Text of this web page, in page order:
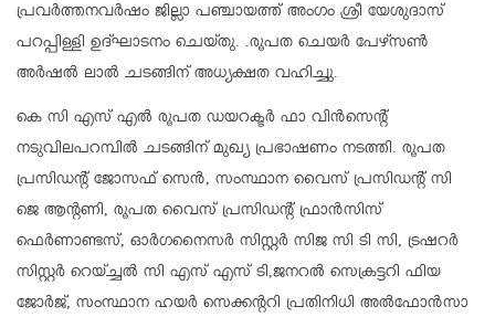
പ്രവർത്തനവർഷം ജില്ലാ പഞ്ചായത്ത്‌ അംഗം ശ്രീ യേശുദാസ്
പറപ്പിള്ളി ഉദ്ഘാടനം ചെയ്തു. .രൂപത ചെയർ പേഴ്സൺ
അർഷൽ ലാൽ ചടങ്ങിന് അധ്യക്ഷത വഹിച്ചു.
കെ സി എസ് എൽ രൂപത ഡയറക്ടർ ഫാ വിൻസെന്റ്
നടുവിലപറമ്പിൽ ചടങ്ങിന് മുഖ്യ പ്രഭാഷണം നടത്തി. രൂപത
പ്രസിഡന്റ്‌ ജോസഫ് സെൻ, സംസ്ഥാന വൈസ് പ്രസിഡന്റ്‌ സി
ജെ ആന്റണി, രൂപത വൈസ് പ്രസിഡന്റ്‌ ഫ്രാൻസിസ്
ഫെർണാണ്ടസ്, ഓർഗനൈസർ സിസ്റ്റർ സിജ സി ടി സി, ട്രഷറർ
സിസ്റ്റർ റെയ്ച്ചൽ സി എസ് എസ് ടി,ജനറൽ സെക്രട്ടറി ഫിയ
ജോർജ്, സംസ്ഥാന ഹയർ സെക്കന്ററി പ്രതിനിധി അൽഫോൻസാ